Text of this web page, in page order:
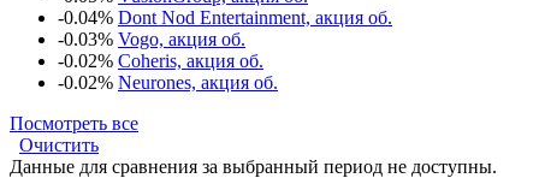
-0.04% Dont Nod Entertainment, акция об.
-0.03% Vogo, акция об.
-0.02% Coheris, акция об.
-0.02% Neurones, акция об.
Посмотреть все
Очистить
Данные для сравнения за выбранный период не доступны.